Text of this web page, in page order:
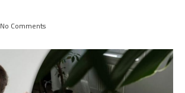
No Comments